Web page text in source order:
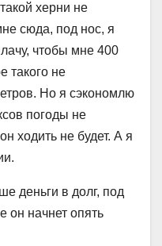
херни не
сюда, под нос, я
чтобы мне 400
такого не
Но я сэкономлю
погоды не
ходить не будет. А я
деньги в долг, под
он начнет опять